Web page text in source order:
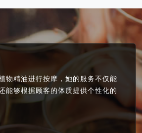
物精油进行按摩，她的服务不仅能
能够根据顾客的体质提供个性化的